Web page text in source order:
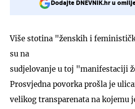
Dodajte DNEVNIK.hr u
Više stotina "ženskih i
su na
sudjelovanje u toj "manifestaciji
Prosvjedna povorka prošla je
velikog transparenata na kojemu